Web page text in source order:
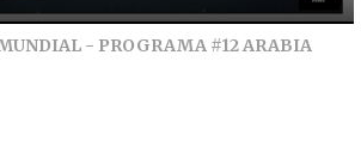
- PROGRAMA #12 ARABIA